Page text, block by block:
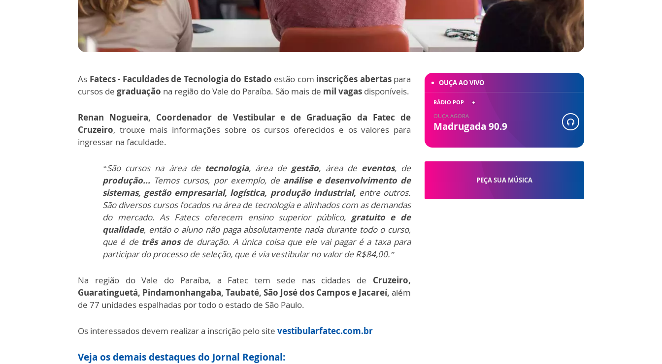
As Fatecs - Faculdades de Tecnologia do Estado estão com inscrições abertaspara
cursos de graduação na região do Vale do Paraíba. São mais de mil vagas disponíveis.
Renan Nogueira, Coordenador de Vestibular e de Graduação da Fatec de
Cruzeiro, trouxe mais informações sobre os cursos oferecidos e os valores para
ingressar na faculdade.
“São cursos na área de tecnologia, área de gestão, área de eventos, de
produção... Temos cursos, por exemplo, de análise e desenvolvimento de
sistemas, gestão empresarial, logística, produção industrial, entre outros.
São diversos cursos focados na área de tecnologia e alinhados com as demandas
do mercado. As Fatecs oferecem ensino superior público, gratuito e de
qualidade, então o aluno não paga absolutamente nada durante todo o curso,
que é de três anosde duração. A única coisa que ele vai pagar é a taxa para
participar do processo de seleção, que é via vestibular no valor de R$84,00.”
Na região do Vale do Paraíba, a Fatec tem sede nas cidades de Cruzeiro,
Guaratinguetá, Pindamonhangaba, Taubaté, São José dos Campos e Jacareí, além
de 77 unidades espalhadas por todo o estado de São Paulo.
Os interessados devem realizar a inscrição pelo site vestibularfatec.com.br
Veja os demais destaques do Jornal Regional:
PEÇA SUA MÚSICA
OUÇA AO VIVO
RÁDIO POP
OUÇA AGORA
Madrugada 90.9